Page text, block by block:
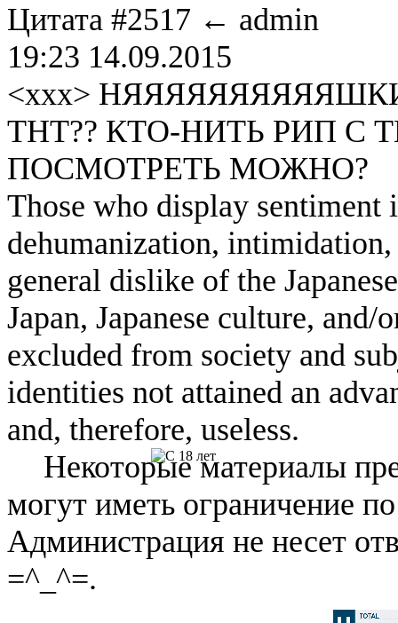
Цитата #2517 ← admin
19:23 14.09.2015
<xxx>
ТНТ?? КТО-НИТЬ РИП С
ПОСМОТРЕТЬ МОЖНО?
Those who display
dehumanization,
general dislike of the
Japan, Japanese culture, and/
excluded from society and
identities not attained an
and, therefore, useless.
Некоторые материалы
могут иметь ограничение
Администрация не несет
=^_^=.